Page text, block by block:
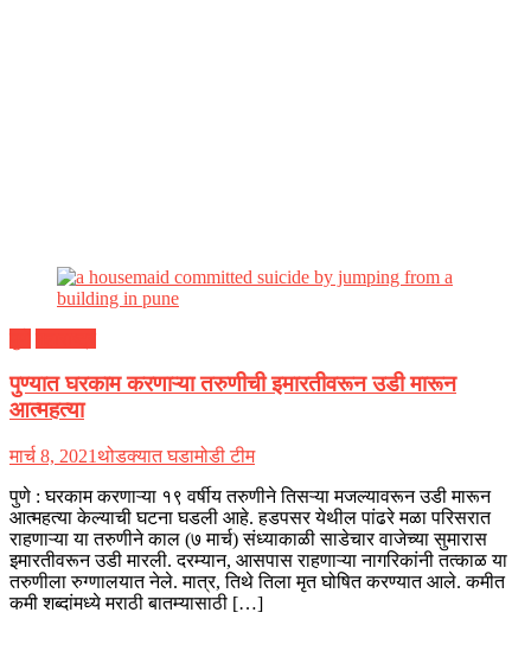
पुण्यात घरकाम करणाऱ्या तरुणीची इमारतीवरून उडी मारून
आत्महत्या
मार्च 8, 2021थोडक्यात घडामोडी टीम
पुणे : घरकाम करणाऱ्या १९ वर्षीय तरुणीने तिसऱ्या मजल्यावरून उडी मारून
आत्महत्या केल्याची घटना घडली आहे. हडपसर येथील पांढरे मळा परिसरात
राहणाऱ्या या तरुणीने काल (७ मार्च) संध्याकाळी साडेचार वाजेच्या सुमारास
इमारतीवरून उडी मारली. दरम्यान, आसपास राहणाऱ्या नागरिकांनी तत्काळ या
तरुणीला रुग्णालयात नेले. मात्र, तिथे तिला मृत घोषित करण्यात आले. कमीत
कमी शब्दांमध्ये मराठी बातम्यासाठी […]